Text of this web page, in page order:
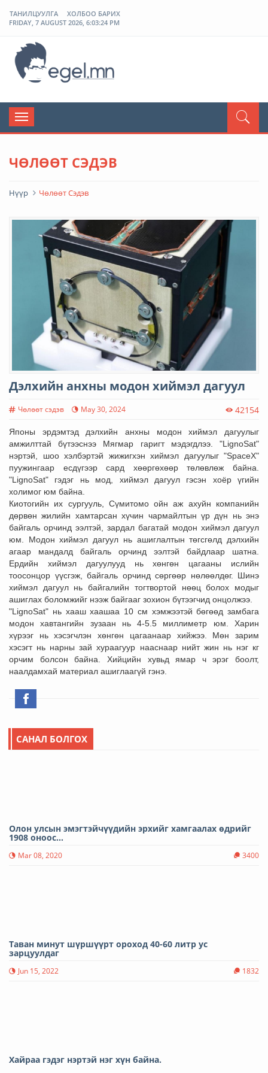
ТАНИЛЦУУЛГА
ХОЛБОО БАРИХ
FRIDAY, 7 AUGUST 2026, 6:03:24 PM
Toggle
navigation
ЧӨЛӨӨТ СЭДЭВ
Нүүр Чөлөөт Сэдэв
Дэлхийн анхны модон хиймэл дагуул
Чөлөөт сэдэв May 30, 2024 42154
Японы эрдэмтэд дэлхийн анхны модон хиймэл дагуулыг
амжилттай бүтээснээ Мягмар гаригт мэдэгдлээ. "LignoSat"
нэртэй, шоо хэлбэртэй жижигхэн хиймэл дагуулыг "SpaceX"
пуужингаар есдүгээр сард хөөргөхөөр төлөвлөж байна.
"LignoSat" гэдэг нь мод, хиймэл дагуул гэсэн хоёр үгийн
холимог юм байна.
Киотогийн их сургууль, Сүмитомо ойн аж ахуйн компанийн
дөрвөн жилийн хамтарсан хүчин чармайлтын үр дүн нь энэ
байгаль орчинд ээлтэй, зардал багатай модон хиймэл дагуул
юм. Модон хиймэл дагуул нь ашиглалтын төгсгөлд дэлхийн
агаар мандалд байгаль орчинд ээлтэй байдлаар шатна.
Ердийн хиймэл дагуулууд нь хөнгөн цагааны ислийн
тоосонцор үүсгэж, байгаль орчинд сөргөөр нөлөөлдөг. Шинэ
хиймэл дагуул нь байгалийн тогтвортой нөөц болох модыг
ашиглах боломжийг нээж байгааг зохион бүтээгчид онцолжээ.
"LignoSat" нь хааш хаашаа 10 см хэмжээтэй бөгөөд замбага
модон хавтангийн зузаан нь 4-5.5 миллиметр юм. Харин
хүрээг нь хэсэгчлэн хөнгөн цагаанаар хийжээ. Мөн зарим
хэсэгт нь нарны зай хураагуур нааснаар нийт жин нь нэг кг
орчим болсон байна. Хийцийн хувьд ямар ч эрэг боолт,
наалдамхай материал ашиглаагүй гэнэ.
САНАЛ БОЛГОХ
Олон улсын эмэгтэйчүүдийн эрхийг хамгаалах өдрийг
1908 оноос...
Mar 08, 2020 3400
Таван минут шүршүүрт ороход 40-60 литр ус
зарцуулдаг
Jun 15, 2022 1832
Хайраа гэдэг нэртэй нэг хүн байна.